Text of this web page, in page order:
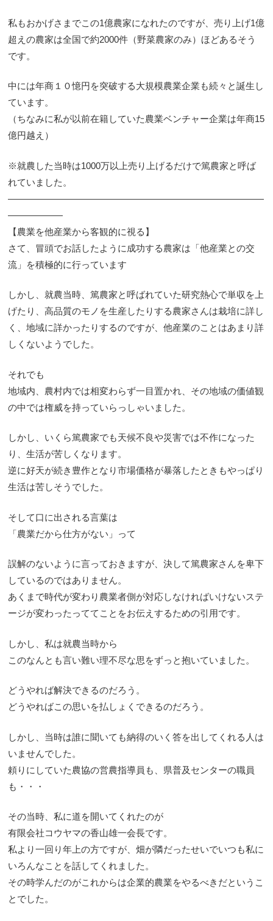
私もおかげさまでこの1億農家になれたのですが、売り上げ1億
超えの農家は全国で約2000件（野菜農家のみ）ほどあるそう
です。
中には年商１０憶円を突破する大規模農業企業も続々と誕生し
ています。
（ちなみに私が以前在籍していた農業ベンチャー企業は年商15
億円越え）
※就農した当時は1000万以上売り上げるだけで篤農家と呼ば
れていました。
————————————————————————————
——————
【農業を他産業から客観的に視る】
さて、冒頭でお話したように成功する農家は「他産業との交
流」を積極的に行っています
しかし、就農当時、篤農家と呼ばれていた研究熱心で単収を上
げたり、高品質のモノを生産したりする農家さんは栽培に詳し
く、地域に詳かったりするのですが、他産業のことはあまり詳
しくないようでした。
それでも
地域内、農村内では相変わらず一目置かれ、その地域の価値観
の中では権威を持っていらっしゃいました。
しかし、いくら篤農家でも天候不良や災害では不作になった
り、生活が苦しくなります。
逆に好天が続き豊作となり市場価格が暴落したときもやっぱり
生活は苦しそうでした。
そして口に出される言葉は
「農業だから仕方がない」って
誤解のないように言っておきますが、決して篤農家さんを卑下
しているのではありません。
あくまで時代が変わり農業者側が対応しなければいけないステ
ージが変わったっててことをお伝えするための引用です。
しかし、私は就農当時から
このなんとも言い難い理不尽な思をずっと抱いていました。
どうやれば解決できるのだろう。
どうやればこの思いを払しょくできるのだろう。
しかし、当時は誰に聞いても納得のいく答を出してくれる人は
いませんでした。
頼りにしていた農協の営農指導員も、県普及センターの職員
も・・・
その当時、私に道を開いてくれたのが
有限会社コウヤマの香山雄一会長です。
私より一回り年上の方ですが、畑が隣だったせいでいつも私に
いろんなことを話してくれました。
その時学んだのがこれからは企業的農業をやるべきだというこ
とでした。